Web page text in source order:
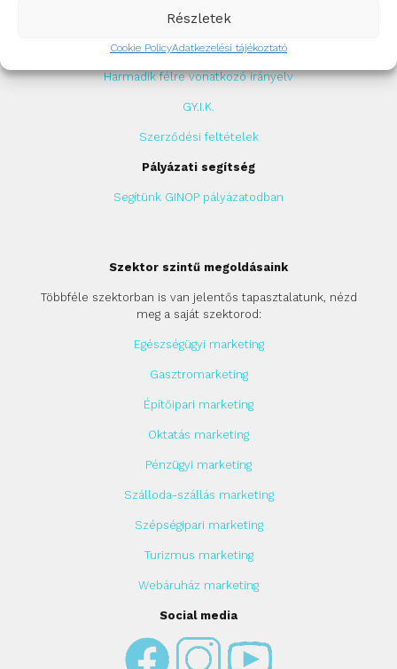
Részletek
Cookie PolicyAdatkezelési tájékoztató
meghatározott irányelveket.
Harmadik félre vonatkozó irányelv
GY.I.K.
Szerződési feltételek
Pályázati segítség
Segítünk GINOP pályázatodban
Szektor szintű megoldásaink
Többféle szektorban is van jelentős tapasztalatunk, nézd
meg a saját szektorod:
Egészségügyi marketing
Gasztromarketing
Építőipari marketing
Oktatás marketing
Pénzügyi marketing
Szálloda-szállás marketing
Szépségipari marketing
Turizmus marketing
Webáruház marketing
Social media